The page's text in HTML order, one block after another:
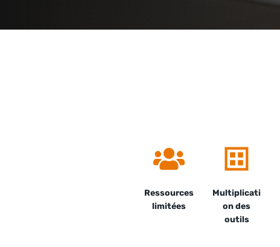
Ressources
limitées
Multiplicati
on des
outils